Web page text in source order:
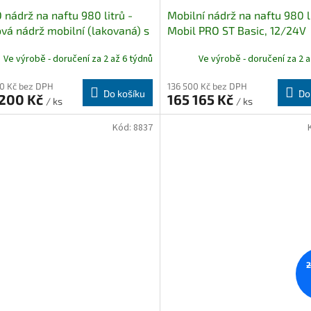
nádrž na naftu 980 litrů -
nádrž mobilní (lakovaná) s
Ve výrobě - doručení za 2 až 6 týdnů
Kč bez DPH
Kč / ks
Do košíku
Mobilní nádrž na naftu 980
Mobil PRO ST Basic, 12/24V
Ve výrobě - doručení za 2
136 500 Kč bez DPH
165 165 Kč / ks
Kód: 8837